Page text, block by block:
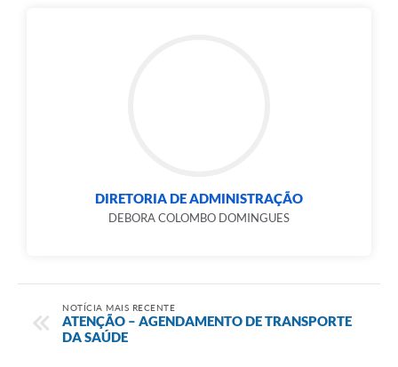
DIRETORIA DE ADMINISTRAÇÃO
DEBORA COLOMBO DOMINGUES
NOTÍCIA MAIS RECENTE
ATENÇÃO – AGENDAMENTO DE TRANSPORTE
DA SAÚDE